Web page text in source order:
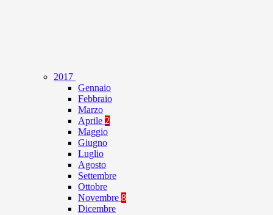
2017
Gennaio
Febbraio
Marzo
Aprile 2
Maggio
Giugno
Luglio
Agosto
Settembre
Ottobre
Novembre 8
Dicembre